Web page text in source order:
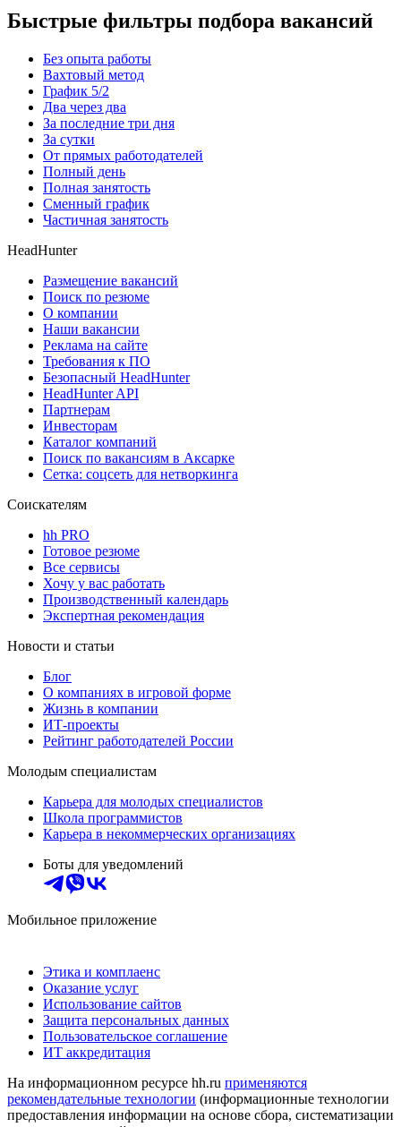
Быстрые фильтры подбора вакансий
Без опыта работы
Вахтовый метод
График 5/2
Два через два
За последние три дня
За сутки
От прямых работодателей
Полный день
Полная занятость
Сменный график
Частичная занятость
HeadHunter
Размещение вакансий
Поиск по резюме
О компании
Наши вакансии
Реклама на сайте
Требования к ПО
Безопасный HeadHunter
HeadHunter API
Партнерам
Инвесторам
Каталог компаний
Поиск по вакансиям в Аксарке
Сетка: соцсеть для нетворкинга
Соискателям
hh PRO
Готовое резюме
Все сервисы
Хочу у вас работать
Производственный календарь
Экспертная рекомендация
Новости и статьи
Блог
О компаниях в игровой форме
Жизнь в компании
ИТ-проекты
Рейтинг работодателей России
Молодым специалистам
Карьера для молодых специалистов
Школа программистов
Карьера в некоммерческих организациях
Боты для уведомлений
Мобильное приложение
Этика и комплаенс
Оказание услуг
Использование сайтов
Защита персональных данных
Пользовательское соглашение
ИТ аккредитация
На информационном ресурсе hh.ru применяются
рекомендательные технологии (информационные технологии
предоставления информации на основе сбора, систематизации